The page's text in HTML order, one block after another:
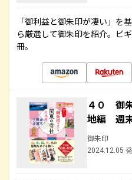
「御利益と御朱印が凄い」を
ら厳選して御朱印を紹介。ビ
冊。
４０ 御
地編 週
御朱印
2024.12.05